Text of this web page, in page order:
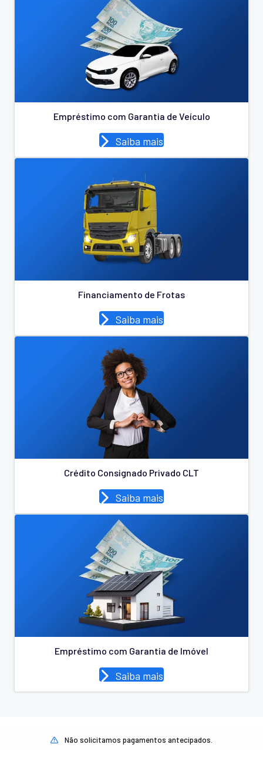
Empréstimo com Garantia de Veículo
Saiba mais
Financiamento de Frotas
Saiba mais
Crédito Consignado Privado CLT
Saiba mais
Empréstimo com Garantia de Imóvel
Saiba mais
Não solicitamos pagamentos antecipados.